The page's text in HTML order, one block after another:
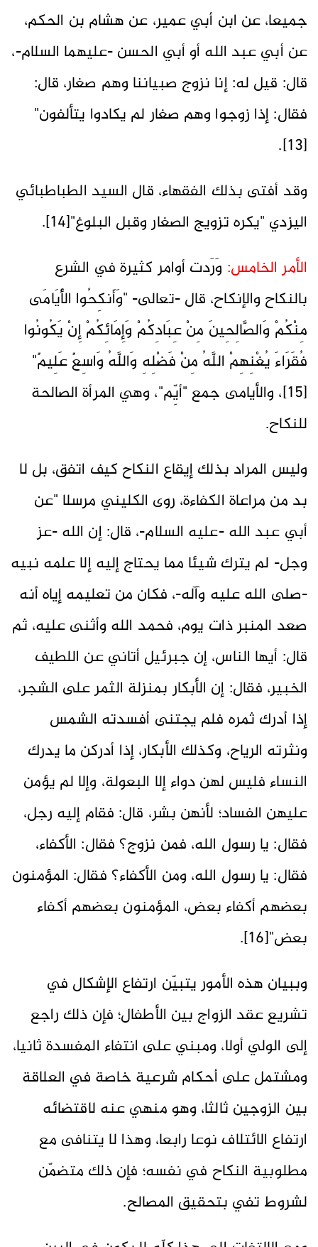
جميعا، عن ابن أبي عمير، عن هشام بن الحكم،
عن أبي عبد الله أو أبي الحسن -عليهما السلام-،
قال: قيل له: إنا نزوج صبياننا وهم صغار، قال:
فقال: إذا زوجوا وهم صغار لم يكادوا يتألفون"
[13].
وقد أفتى بذلك الفقهاء، قال السيد الطباطبائي
اليزدي "يكره تزويج الصغار وقبل البلوغ"[14].
الأمر الخامس: وَرَدت أوامر كثيرة في الشرع
بالنكاح والإنكاح، قال -تعالى- "وَأَنكِحُوا الأَيَامَى
مِنْكُمْ وَالصَّالِحِينَ مِنْ عِبَادِكُمْ وَإِمَائِكُمْ إِنْ يَكُونُوا
فُقَرَاءَ يُغْنِهِمْ اللَّهُ مِنْ فَضْلِهِ وَاللَّهُ وَاسِعٌ عَلِيمٌ"
[15]، والأيامى جمع "أيِّم"، وهي المرأة الصالحة
للنكاح.
وليس المراد بذلك إيقاع النكاح كيف اتفق، بل لا
بد من مراعاة الكفاءة، روى الكليني مرسلا "عن
أبي عبد الله -عليه السلام-، قال: إن الله -عز
وجل- لم يترك شيئا مما يحتاج إليه إلا علمه نبيه
-صلى الله عليه وآله-، فكان من تعليمه إياه أنه
صعد المنبر ذات يوم، فحمد الله وأثنى عليه، ثم
قال: أيها الناس، إن جبرئيل أتاني عن اللطيف
الخبير، فقال: إن الأبكار بمنزلة الثمر على الشجر،
إذا أدرك ثمره فلم يجتنى أفسدته الشمس
ونثرته الرياح، وكذلك الأبكار، إذا أدركن ما يدرك
النساء فليس لهن دواء إلا البعولة، وإلا لم يؤمن
عليهن الفساد؛ لأنهن بشر، قال: فقام إليه رجل،
فقال: يا رسول الله، فمن نزوج؟ فقال: الأكفاء،
فقال: يا رسول الله، ومن الأكفاء؟ فقال: المؤمنون
بعضهم أكفاء بعض، المؤمنون بعضهم أكفاء
بعض‏"[16].
وببيان هذه الأمور يتبيّن ارتفاع الإشكال في
تشريع عقد الزواج بين الأطفال؛ فإن ذلك راجع
إلى الولي أولا، ومبني على انتفاء المفسدة ثانيا،
ومشتمل على أحكام شرعية خاصة في العلاقة
بين الزوجين ثالثا، وهو منهي عنه لاقتضائه
ارتفاع الائتلاف نوعا رابعا، وهذا لا يتنافى مع
مطلوبية النكاح في نفسه؛ فإن ذلك متضمّن
لشروط تفي بتحقيق المصالح.